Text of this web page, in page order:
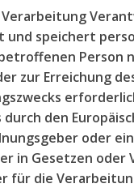
speichert
Person
zur Erreichung
den
oder
in Gesetzen oder
für die